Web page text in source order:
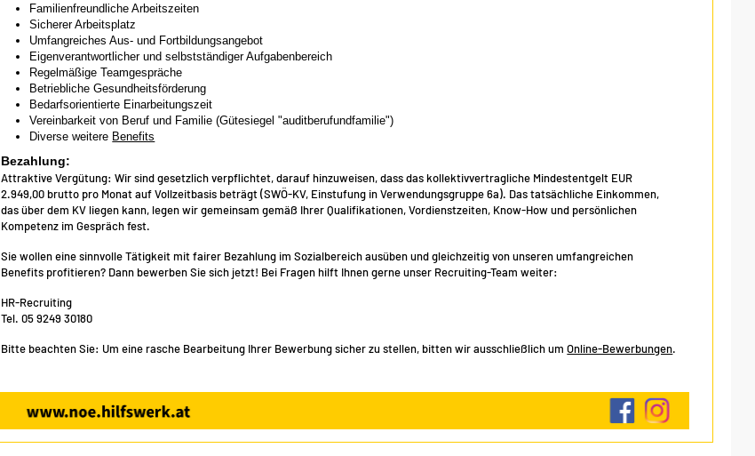
Familienfreundliche Arbeitszeiten
Sicherer Arbeitsplatz
Umfangreiches Aus- und Fortbildungsangebot
Eigenverantwortlicher und selbstständiger Aufgabenbereich
Regelmäßige Teamgespräche
Betriebliche Gesundheitsförderung
Bedarfsorientierte Einarbeitungszeit
Vereinbarkeit von Beruf und Familie (Gütesiegel "auditberufundfamilie")
Diverse weitere Benefits
Bezahlung:
Attraktive Vergütung: Wir sind gesetzlich verpflichtet, darauf hinzuweisen, dass das kollektivvertragliche Mindestentgelt EUR
2.949,00 brutto pro Monat auf Vollzeitbasis beträgt (SWÖ-KV, Einstufung in Verwendungsgruppe 6a). Das tatsächliche Einkommen,
das über dem KV liegen kann, legen wir gemeinsam gemäß Ihrer Qualifikationen, Vordienstzeiten, Know-How und persönlichen
Kompetenz im Gespräch fest.
Sie wollen eine sinnvolle Tätigkeit mit fairer Bezahlung im Sozialbereich ausüben und gleichzeitig von unseren umfangreichen
Benefits profitieren? Dann bewerben Sie sich jetzt! Bei Fragen hilft Ihnen gerne unser Recruiting-Team weiter:
HR-Recruiting
Tel. 05 9249 30180
Bitte beachten Sie: Um eine rasche Bearbeitung Ihrer Bewerbung sicher zu stellen, bitten wir ausschließlich umOnline-Bewerbungen.